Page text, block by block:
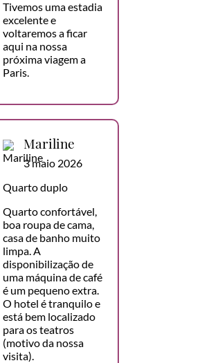
Tivemos uma estadia
excelente e
voltaremos a ficar
aqui na nossa
próxima viagem a
Paris.
Mariline
3 maio 2026
Quarto duplo
Quarto confortável,
boa roupa de cama,
casa de banho muito
limpa. A
disponibilização de
uma máquina de café
é um pequeno extra.
O hotel é tranquilo e
está bem localizado
para os teatros
(motivo da nossa
visita).